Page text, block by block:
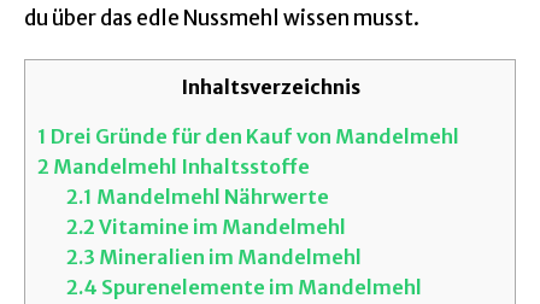
du über das edle Nussmehl wissen musst.
Inhaltsverzeichnis
1 Drei Gründe für den Kauf von Mandelmehl
2 Mandelmehl Inhaltsstoffe
2.1 Mandelmehl Nährwerte
2.2 Vitamine im Mandelmehl
2.3 Mineralien im Mandelmehl
2.4 Spurenelemente im Mandelmehl